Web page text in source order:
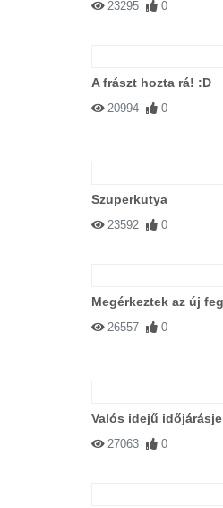
23295 0
A frászt hozta rá! :D
20994 0
Szuperkutya
23592 0
Megérkeztek az új
26557 0
Valós idejű
27063 0